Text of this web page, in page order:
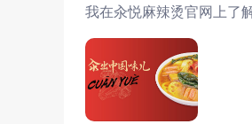
我在汆悦麻辣烫官网上了
服人员，咨询了更多的信